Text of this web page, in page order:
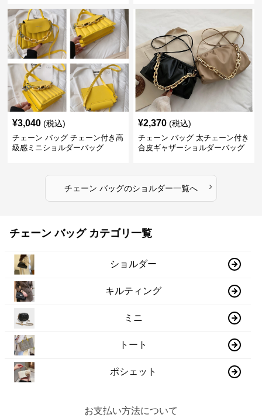
¥3,040 (税込)
チェーン バッグ チェーン付き高
級感ミニショルダーバッグ
¥2,370 (税込)
チェーン バッグ 太チェーン付き
合皮ギャザーショルダーバッグ
チェーン バッグのショルダー一覧へ ›
チェーン バッグ カテゴリ一覧
ショルダー
キルティング
ミニ
トート
ポシェット
お支払い方法について